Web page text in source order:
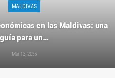
MALDIVAS
en las Maldivas: una
guía para un…
Mar 13, 2025